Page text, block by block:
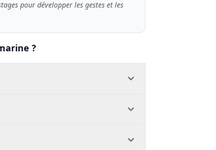
pour développer les gestes et les
?